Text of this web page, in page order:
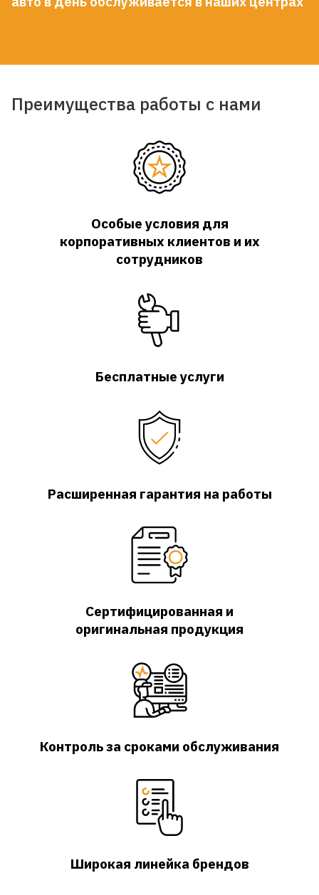
Преимущества работы с нами
Особые условия для
корпоративных клиентов и их
сотрудников
Бесплатные услуги
Расширенная гарантия на работы
Сертифицированная и
оригинальная продукция
Контроль за сроками обслуживания
Широкая линейка брендов